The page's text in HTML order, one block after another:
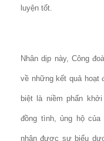
luyện tốt.
Nhân dịp này, Công
về những kết quả hoạt
biệt là niềm phấn
đồng tình, ủng hộ
nhận được sự biểu